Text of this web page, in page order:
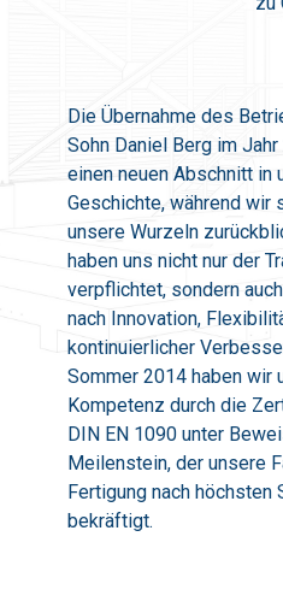
Die Übernahme des
Sohn Daniel Berg im
einen neuen Abschnitt in
Geschichte, während wir
unsere Wurzeln
haben uns nicht nur der
verpflichtet, sondern
nach Innovation,
kontinuierlicher
Sommer 2014 haben wir
Kompetenz durch die
DIN EN 1090 unter
Meilenstein, der unsere
Fertigung nach höchsten
bekräftigt.